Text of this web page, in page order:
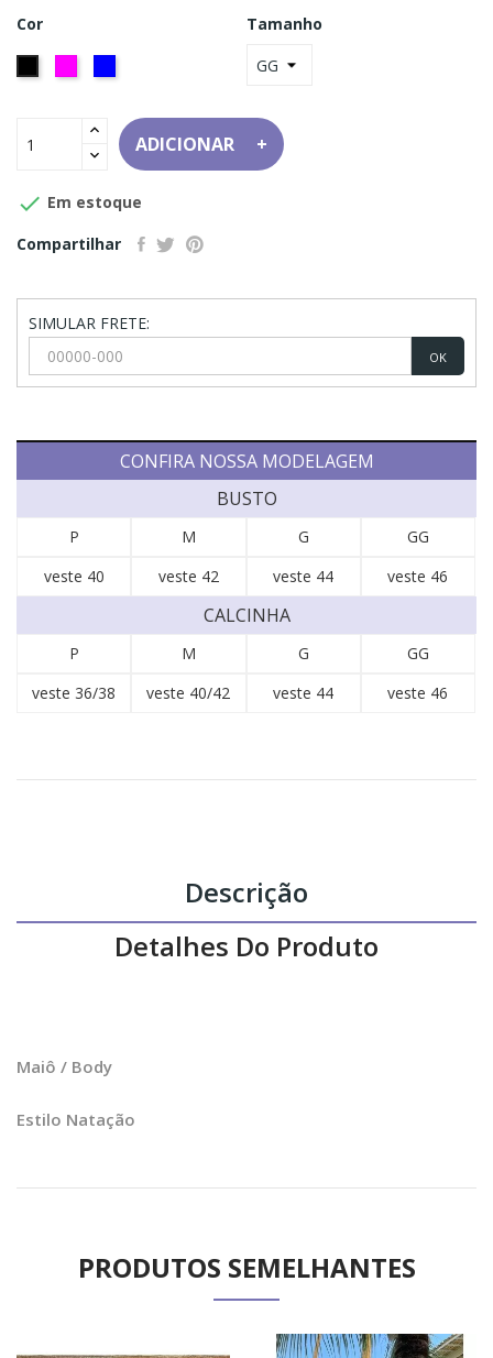
Cor Tamanho
ADICIONAR
 Em estoque
Compartilhar
SIMULAR FRETE:
OK
CONFIRA NOSSA MODELAGEM
BUSTO
P M G
GG
veste 40
veste 42 veste 44 veste 46
CALCINHA
P M G
GG
veste 36/38
veste 40/42 veste 44 veste 46
Descrição
Detalhes Do Produto
Maiô / Body
Estilo Natação
PRODUTOS SEMELHANTES